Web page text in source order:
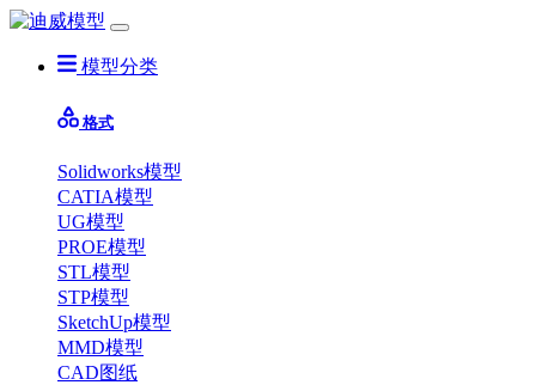
模型分类
格式
Solidworks模型
CATIA模型
UG模型
PROE模型
STL模型
STP模型
SketchUp模型
MMD模型
CAD图纸